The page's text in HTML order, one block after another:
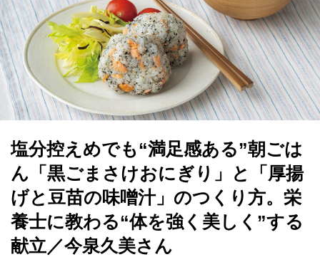
塩分控えめでも“満足感ある”朝ごは
ん「黒ごまさけおにぎり」と「厚揚
げと豆苗の味噌汁」のつくり方。栄
養士に教わる“体を強く美しく”する
献立／今泉久美さん